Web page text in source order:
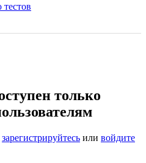
только
зарегистрируйтесь или войдите